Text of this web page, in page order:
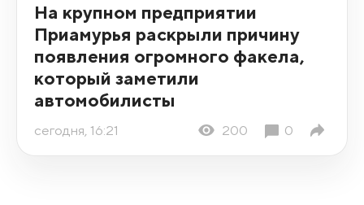
На крупном предприятии
Приамурья раскрыли причину
появления огромного факела,
который заметили
автомобилисты
сегодня, 16:21 200 0